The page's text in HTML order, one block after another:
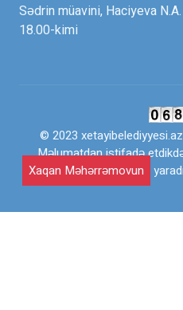
Sədrin müavini, Haciyeva
18.00-kimi
© 2023
Məlumatdan istifadə
Xaqan Məhərrəmovun